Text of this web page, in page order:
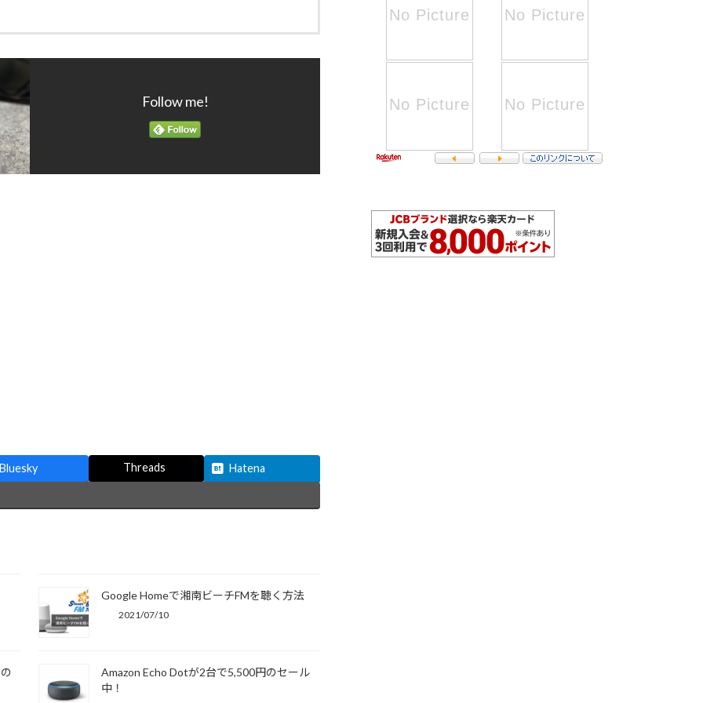
Follow me!
Threads Hatena
Google Homeで湘南ビーチFMを聴く方法
2021/07/10
Amazon Echo Dotが2台で5,500円のセール
中！